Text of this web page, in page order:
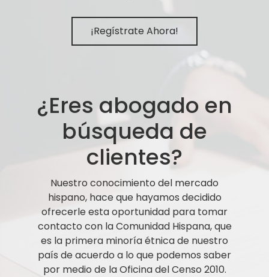
¡Regístrate Ahora!
¿Eres abogado en
búsqueda de
clientes?
Nuestro conocimiento del mercado
hispano, hace que hayamos decidido
ofrecerle esta oportunidad para tomar
contacto con la Comunidad Hispana, que
es la primera minoría étnica de nuestro
país de acuerdo a lo que podemos saber
por medio de la Oficina del Censo 2010.